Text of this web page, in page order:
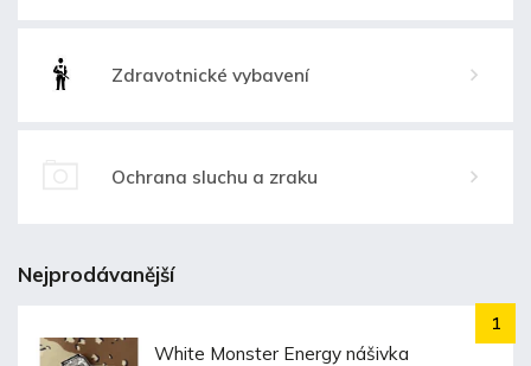
Zdravotnické vybavení
Ochrana sluchu a zraku
Nejprodávanější
White Monster Energy nášivka